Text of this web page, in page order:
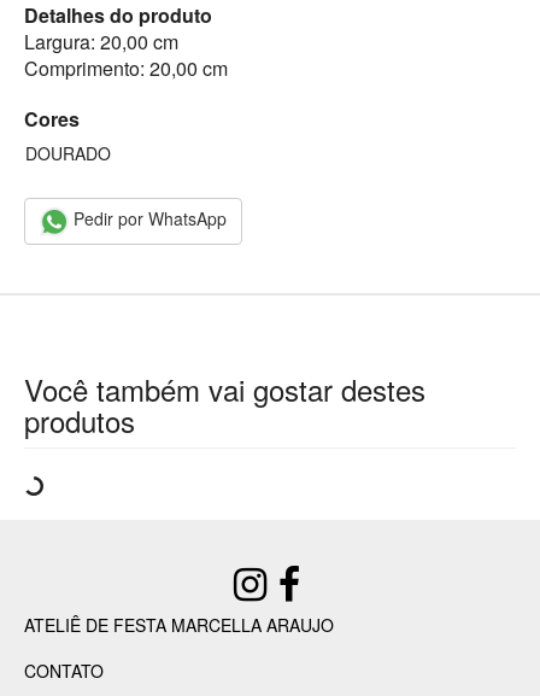
Detalhes do produto
Largura: 20,00 cm
Comprimento: 20,00 cm
Cores
DOURADO
Pedir por WhatsApp
Você também vai gostar destes
produtos
ATELIÊ DE FESTA MARCELLA ARAUJO
CONTATO